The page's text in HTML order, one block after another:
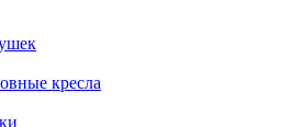
кресла